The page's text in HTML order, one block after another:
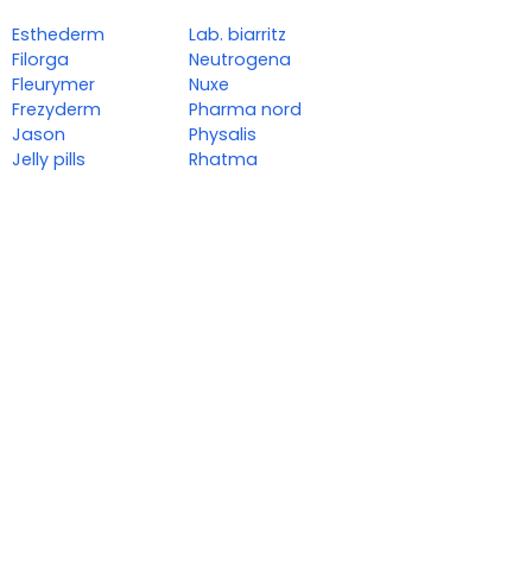
Esthederm
Filorga
Fleurymer
Frezyderm
Jason
Jelly pills
Lab. biarritz
Neutrogena
Nuxe
Pharma nord
Physalis
Rhatma